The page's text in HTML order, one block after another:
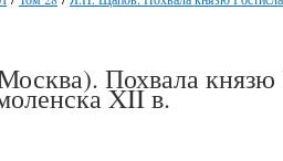
Похвала князю
XII в.